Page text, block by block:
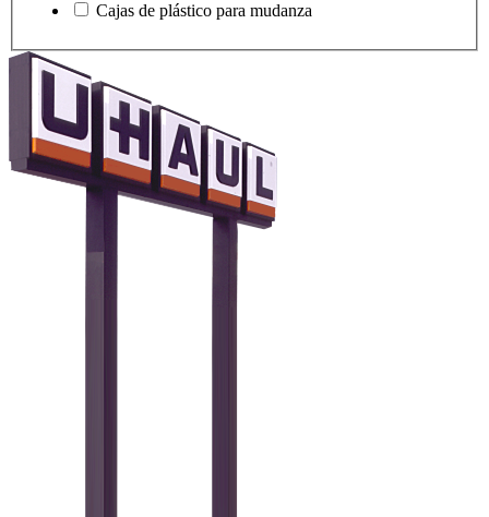
Cajas de plástico para mudanza